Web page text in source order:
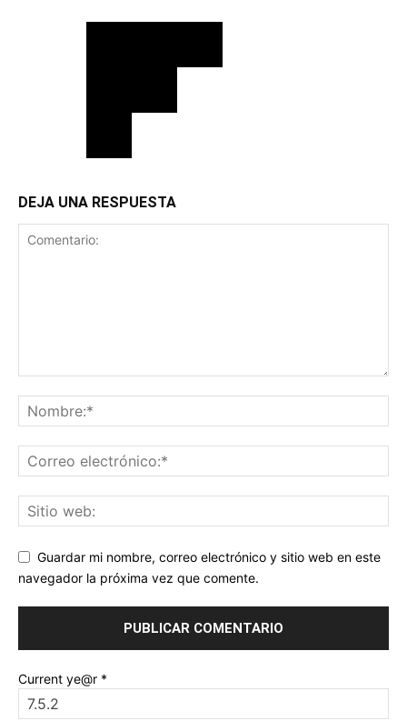
DEJA UNA RESPUESTA
Guardar mi nombre, correo electrónico y sitio web en este
navegador la próxima vez que comente.
Current ye@r *